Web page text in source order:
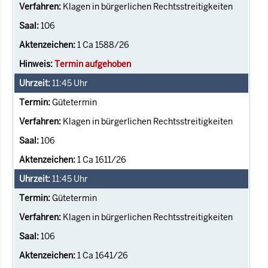
Klagen in bürgerlichen Rechtsstreitigkeiten
106
1 Ca 1588/26
Termin aufgehoben
11:45 Uhr
Gütetermin
Klagen in bürgerlichen Rechtsstreitigkeiten
106
1 Ca 1611/26
11:45 Uhr
Gütetermin
Klagen in bürgerlichen Rechtsstreitigkeiten
106
1 Ca 1641/26